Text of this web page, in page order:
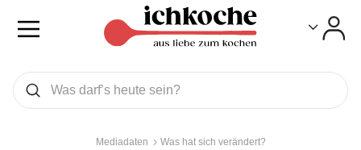
Was wollen Sie suchen
Suchen
Mediadaten Was hat sich verändert?